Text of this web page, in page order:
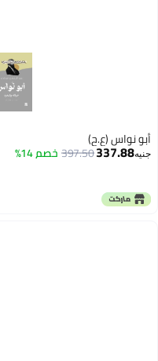
أبو نواس (ع.ح)
جنيه337.88
397.50خصم 14%